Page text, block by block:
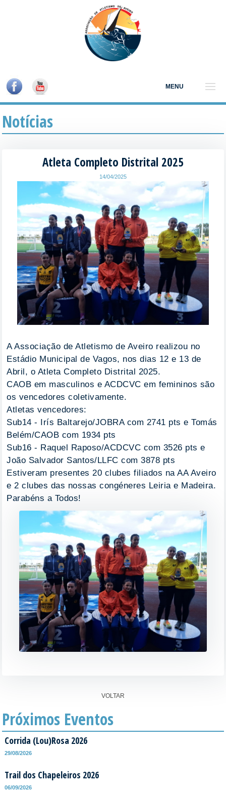
MENU
Notícias
Atleta Completo Distrital 2025
14/04/2025
A Associação de Atletismo de Aveiro realizou no
Estádio Municipal de Vagos, nos dias 12 e 13 de
Abril, o Atleta Completo Distrital 2025.
CAOB em masculinos e ACDCVC em femininos são
os vencedores coletivamente.
Atletas vencedores:
Sub14 - Irís Baltarejo/JOBRA com 2741 pts e Tomás
Belém/CAOB com 1934 pts
Sub16 - Raquel Raposo/ACDCVC com 3526 pts e
João Salvador Santos/LLFC com 3878 pts
Estiveram presentes 20 clubes filiados na AA Aveiro
e 2 clubes das nossas congéneres Leiria e Madeira.
Parabéns a Todos!
VOLTAR
Próximos Eventos
Corrida (Lou)Rosa 2026
29/08/2026
Trail dos Chapeleiros 2026
06/09/2026